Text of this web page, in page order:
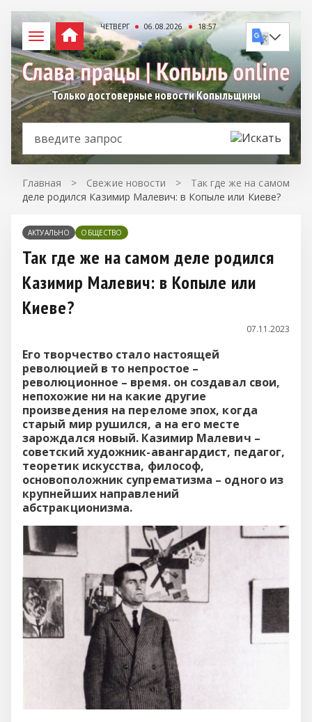
ЧЕТВЕРГ 06.08.2026 18:57
Только достоверные новости Копыльщины
Главная > Свежие новости >
Так где же на самом
деле родился Казимир Малевич: в Копыле или Киеве?
АКТУАЛЬНО ОБЩЕСТВО
Так где же на самом деле родился
Казимир Малевич: в Копыле или
Киеве?
07.11.2023
Его творчество стало настоящей
революцией в то непростое –
революционное – время. он создавал свои,
непохожие ни на какие другие
произведения на переломе эпох, когда
старый мир рушился, а на его месте
зарождался новый. Казимир Малевич –
советский художник-авангардист, педагог,
теоретик искусства, философ,
основоположник супрематизма – одного из
крупнейших направлений
абстракционизма.